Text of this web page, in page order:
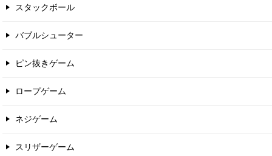
スタックボール
バブルシューター
ピン抜きゲーム
ロープゲーム
ネジゲーム
スリザーゲーム